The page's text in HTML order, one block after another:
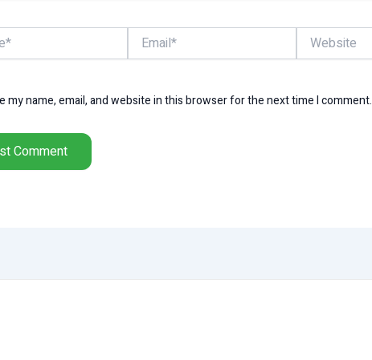
Email* Website
my name, email, and website in this browser for the next time I comment.